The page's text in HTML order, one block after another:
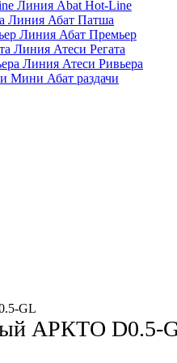
Линия Abat Hot-Line
Линия Абат Патша
Линия Абат Премьер
Линия Атеси Регата
Линия Атеси Ривьера
Мини Абат раздачи
GL
АРКТО D0.5-